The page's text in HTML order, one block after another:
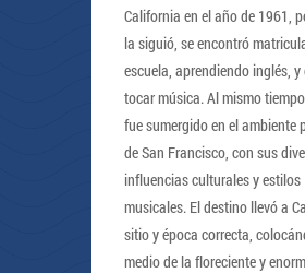
California en el año de 1961,
la siguió, se encontró
escuela, aprendiendo inglés,
tocar música. Al mismo
fue sumergido en el ambiente
de San Francisco, con sus
influencias culturales y estilos
musicales. El destino llevó a
sitio y época correcta,
medio de la floreciente y